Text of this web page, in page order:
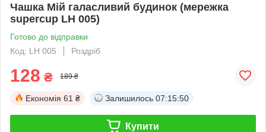
Чашка Мій галасливий будинок (мережка
supercup LH 005)
Готово до відправки
Код: LH 005
Роздріб
128 ₴ 189 ₴
Економія 61 ₴ Залишилось 07:15:50
Купити